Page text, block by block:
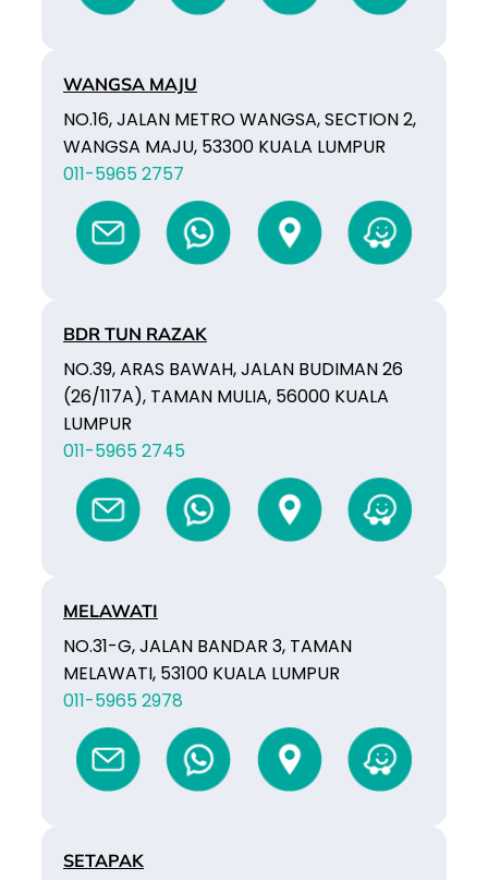
WANGSA MAJU
NO.16, JALAN METRO WANGSA, SECTION 2,
WANGSA MAJU, 53300 KUALA LUMPUR
011-5965 2757
BDR TUN RAZAK
NO.39, ARAS BAWAH, JALAN BUDIMAN 26
(26/117A), TAMAN MULIA, 56000 KUALA
LUMPUR
011-5965 2745
MELAWATI
NO.31-G, JALAN BANDAR 3, TAMAN
MELAWATI, 53100 KUALA LUMPUR
011-5965 2978
SETAPAK